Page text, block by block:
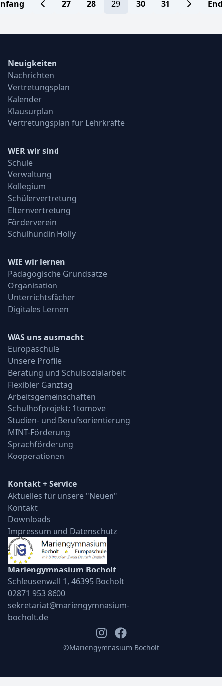
27 28 29 30 31
Neuigkeiten
Nachrichten
Vertretungsplan
Kalender
Klausurplan
Vertretungsplan für Lehrkräfte
WER wir sind
Schule
Verwaltung
Kollegium
Schülervertretung
Elternvertretung
Förderverein
Schulhündin Holly
WIE wir lernen
Pädagogische Grundsätze
Organisation
Unterrichtsfächer
Digitales Lernen
WAS uns ausmacht
Europaschule
Unsere Profile
Beratung und Schulsozialarbeit
Flexibler Ganztag
Arbeitsgemeinschaften
Schulhofprojekt: 1tomove
Studien- und Berufsorientierung
MINT-Förderung
Sprachförderung
Kooperationen
Kontakt + Service
Aktuelles für unsere "Neuen"
Kontakt
Downloads
Impressum und Datenschutz
Mariengymnasium Bocholt
Schleusenwall 1, 46395 Bocholt
02871 953 8600
sekretariat@mariengymnasium-
bocholt.de
©️Mariengymnasium Bocholt